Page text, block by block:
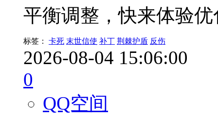
平衡调整，快来体验
标签： 卡死 末世信使 补丁 荆棘护盾 反伤
2026-08-04 15:06:00
0
QQ空间